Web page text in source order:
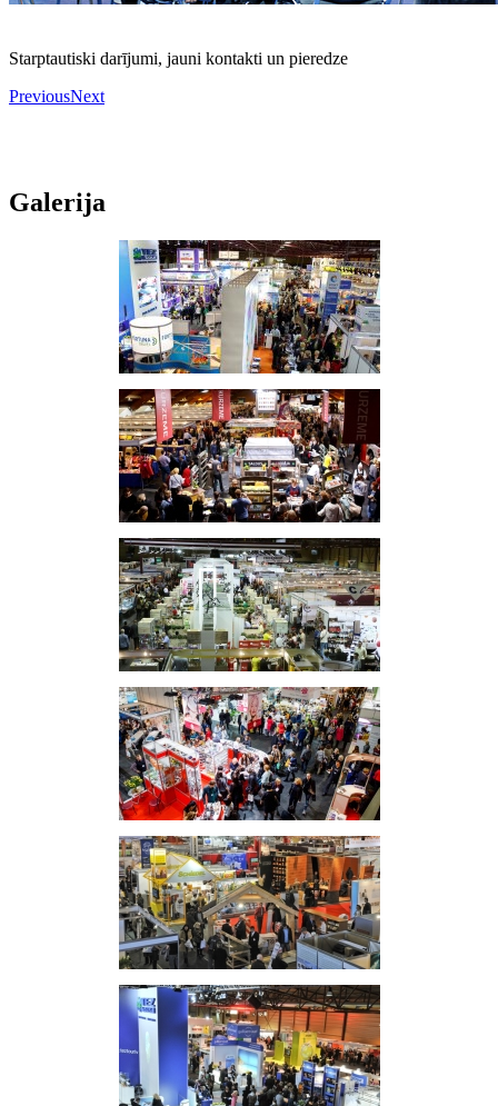
Starptautiski darījumi, jauni kontakti un pieredze
PreviousNext
Galerija